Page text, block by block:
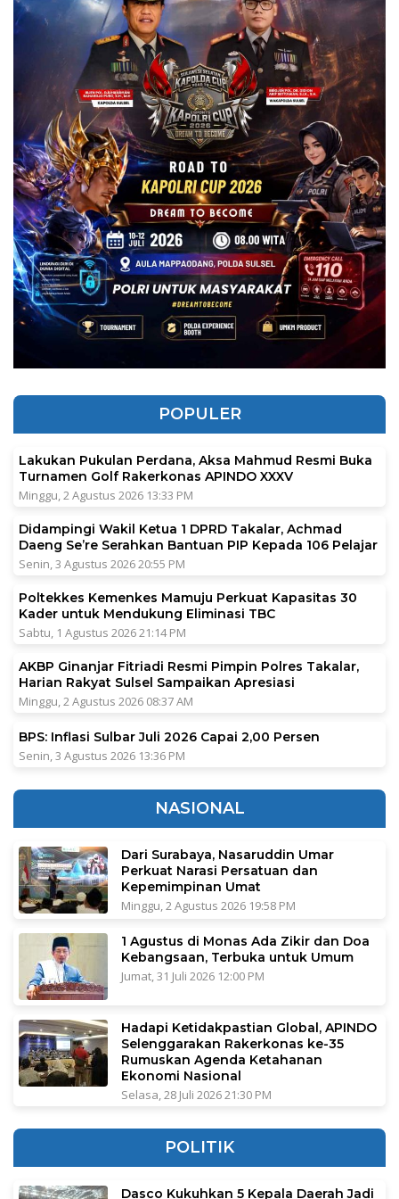
POPULER
Lakukan Pukulan Perdana, Aksa Mahmud Resmi Buka
Turnamen Golf Rakerkonas APINDO XXXV
Minggu, 2 Agustus 2026 13:33 PM
Didampingi Wakil Ketua 1 DPRD Takalar, Achmad
Daeng Se’re Serahkan Bantuan PIP Kepada 106 Pelajar
Senin, 3 Agustus 2026 20:55 PM
Poltekkes Kemenkes Mamuju Perkuat Kapasitas 30
Kader untuk Mendukung Eliminasi TBC
Sabtu, 1 Agustus 2026 21:14 PM
AKBP Ginanjar Fitriadi Resmi Pimpin Polres Takalar,
Harian Rakyat Sulsel Sampaikan Apresiasi
Minggu, 2 Agustus 2026 08:37 AM
BPS: Inflasi Sulbar Juli 2026 Capai 2,00 Persen
Senin, 3 Agustus 2026 13:36 PM
NASIONAL
Dari Surabaya, Nasaruddin Umar
Perkuat Narasi Persatuan dan
Kepemimpinan Umat
Minggu, 2 Agustus 2026 19:58 PM
1 Agustus di Monas Ada Zikir dan Doa
Kebangsaan, Terbuka untuk Umum
Jumat, 31 Juli 2026 12:00 PM
Hadapi Ketidakpastian Global, APINDO
Selenggarakan Rakerkonas ke-35
Rumuskan Agenda Ketahanan
Ekonomi Nasional
Selasa, 28 Juli 2026 21:30 PM
POLITIK
Dasco Kukuhkan 5 Kepala Daerah Jadi